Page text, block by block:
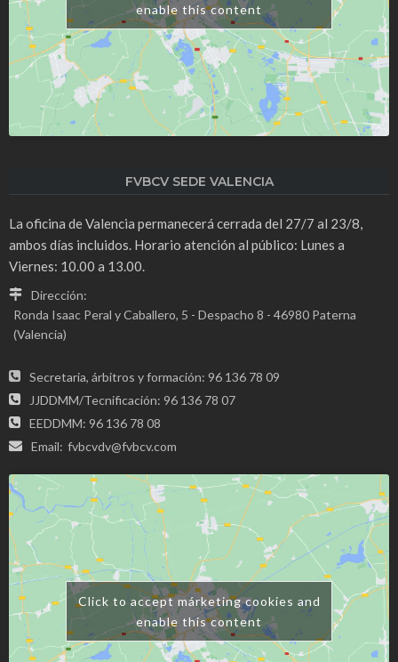
enable this content
FVBCV SEDE VALENCIA
La oficina de Valencia permanecerá cerrada del 27/7 al 23/8,
ambos días incluidos. Horario atención al público: Lunes a
Viernes: 10.00 a 13.00.
Dirección:
Ronda Isaac Peral y Caballero, 5 - Despacho 8 - 46980 Paterna
(Valencia)
Secretaria, árbitros y formación: 96 136 78 09
JJDDMM/Tecnificación: 96 136 78 07
EEDDMM: 96 136 78 08
Email: fvbcvdv@fvbcv.com
Click to accept márketing cookies and
enable this content